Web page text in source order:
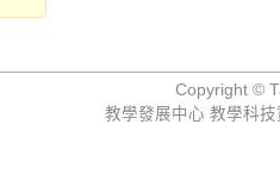
Copyright ©
教學發展中心 教學科